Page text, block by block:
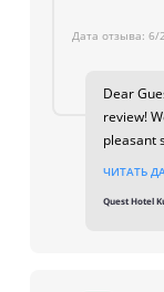
Дата отзыва: 6/
Dear Guest, Thank you so much for
review!
pleasant
ЧИТАТЬ
Quest Hotel